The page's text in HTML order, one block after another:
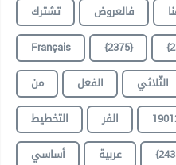
تشترك
فالعروض
Français
{2375}
من
الفعل الثّلاثي
التخطيط
الفر
أساسي
عربية